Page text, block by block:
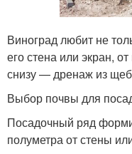
Виноград любит не
его стена или экран,
снизу — дренаж из
Выбор почвы для
Посадочный ряд
полуметра от стены